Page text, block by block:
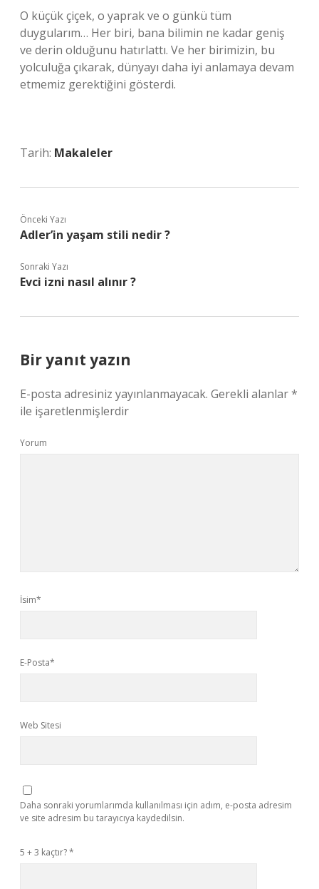
O küçük çiçek, o yaprak ve o günkü tüm
duygularım… Her biri, bana bilimin ne kadar geniş
ve derin olduğunu hatırlattı. Ve her birimizin, bu
yolculuğa çıkarak, dünyayı daha iyi anlamaya devam
etmemiz gerektiğini gösterdi.
Tarih: Makaleler
Önceki Yazı
Adler’in yaşam stili nedir ?
Sonraki Yazı
Evci izni nasıl alınır ?
Bir yanıt yazın
E-posta adresiniz yayınlanmayacak. Gerekli alanlar*
ile işaretlenmişlerdir
Yorum
İsim*
E-Posta*
Web Sitesi
Daha sonraki yorumlarımda kullanılması için adım, e-posta adresim
ve site adresim bu tarayıcıya kaydedilsin.
5 + 3 kaçtır?*